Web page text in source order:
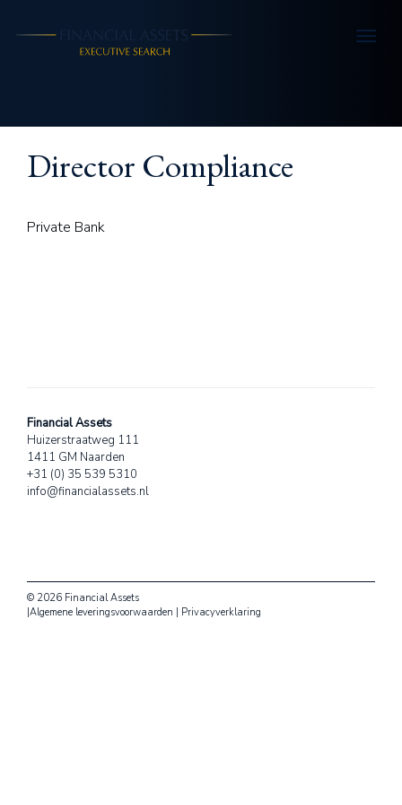
Director Compliance
Private Bank
Financial Assets
Huizerstraatweg 111
1411 GM Naarden
+31 (0) 35 539 5310
info@financialassets.nl
© 2026 Financial Assets
Algemene leveringsvoorwaarden Privacyverklaring